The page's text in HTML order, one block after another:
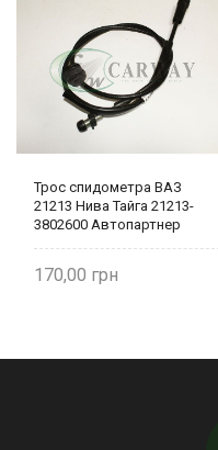
Трос спидометра ВАЗ
21213 Нива Тайга 21213-
3802600 Автопартнер
170,00